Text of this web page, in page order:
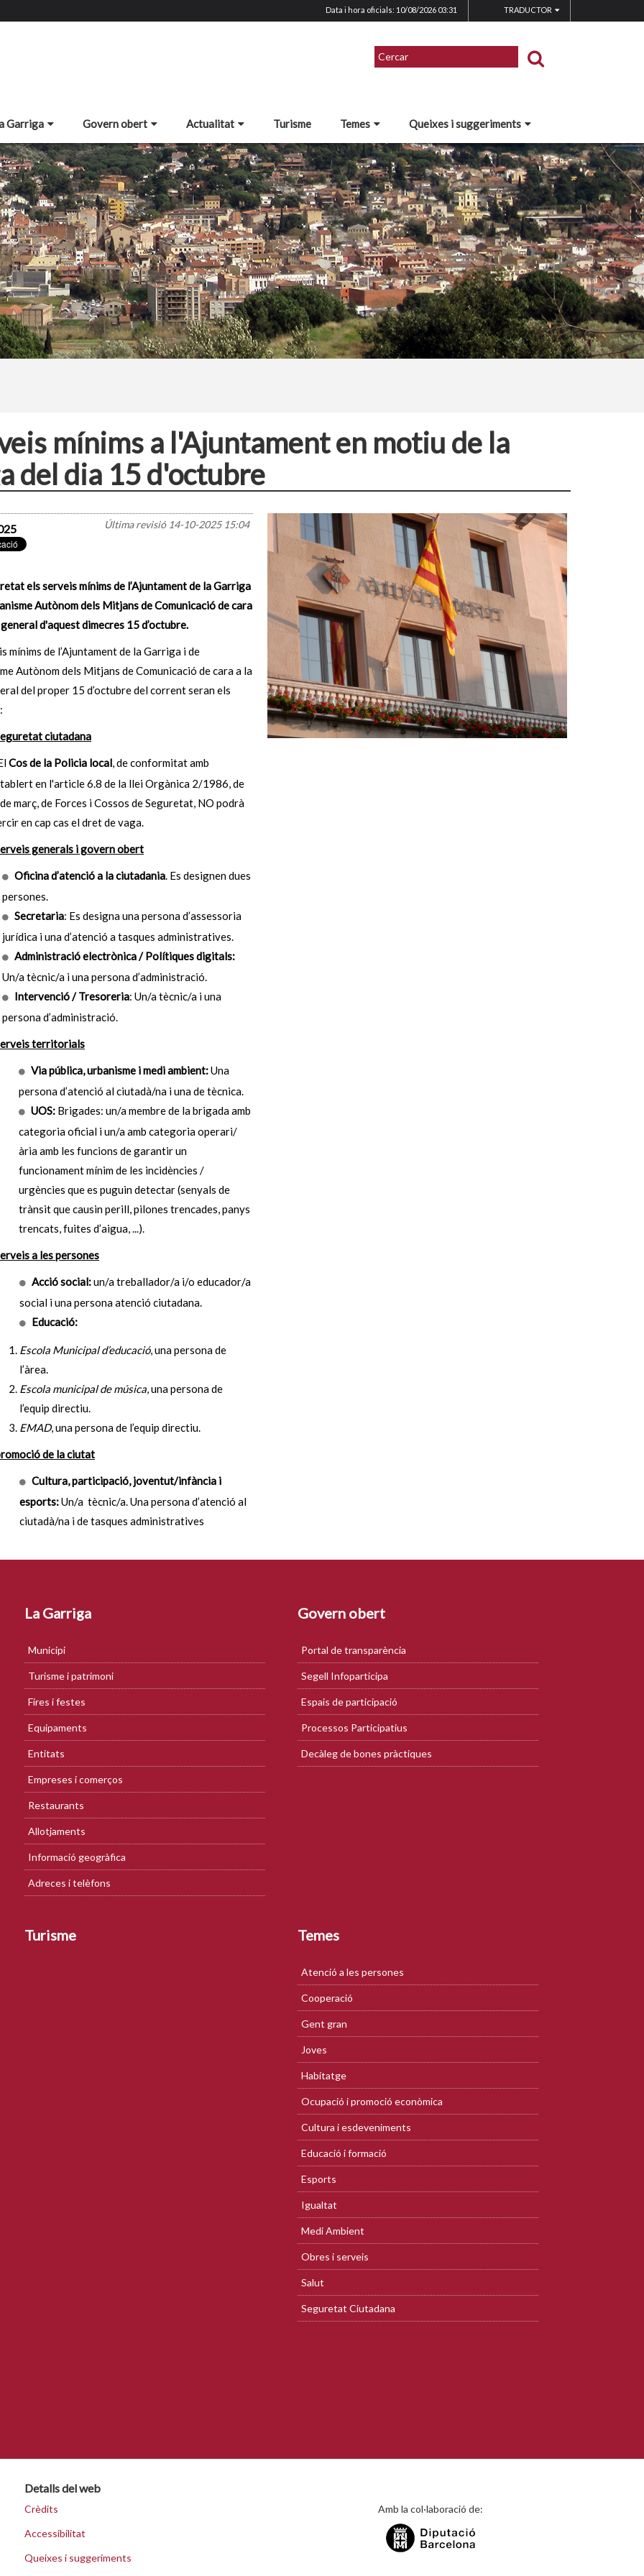
Data i hora oficials: 10/08/2026 03:31 TRADUCTOR
Garriga Govern obert Actualitat Turisme Temes Queixes i suggeriments
mínims a l'Ajuntament en motiu de la
del dia 15 d'octubre
Última revisió 14-10-2025 15:04
els serveis mínims de l’Ajuntament de la Garriga
Autònom dels Mitjans de Comunicació de cara
d'aquest dimecres 15 d’octubre.
mínims de l’Ajuntament de la Garriga i de
Autònom dels Mitjans de Comunicació de cara a la
del proper 15 d’octubre del corrent seran els
ciutadana
Cos de la Policia local, de conformitat amb
en l'article 6.8 de la llei Orgànica 2/1986, de
març, de Forces i Cossos de Seguretat, NO podrà
en cap cas el dret de vaga.
generals i govern obert
Oficina d’atenció a la ciutadania. Es designen dues
persones.
Secretaria: Es designa una persona d’assessoria
jurídica i una d’atenció a tasques administratives.
Administració electrònica / Polítiques digitals:
Un/a tècnic/a i una persona d’administració.
Intervenció / Tresoreria: Un/a tècnic/a i una
persona d’administració.
territorials
Via pública, urbanisme i medi ambient:Una
persona d’atenció al ciutadà/na i una de tècnica.
UOS: Brigades: un/a membre de la brigada amb
categoria oficial i un/a amb categoria operari/
ària amb les funcions de garantir un
funcionament mínim de les incidències /
urgències que es puguin detectar (senyals de
trànsit que causin perill, pilones trencades, panys
trencats, fuites d’aigua, ...).
a les persones
Acció social:un/a treballador/a i/o educador/a
social i una persona atenció ciutadana.
Educació:
Escola Municipal d’educació, una persona de
l’àrea.
Escola municipal de música, una persona de
l’equip directiu.
EMAD, una persona de l’equip directiu.
de la ciutat
Cultura, participació, joventut/infància i
esports:Un/a tècnic/a. Una persona d’atenció al
ciutadà/na i de tasques administratives
La Garriga
Municipi
Turisme i patrimoni
Fires i festes
Equipaments
Entitats
Empreses i comerços
Restaurants
Allotjaments
Informació geogràfica
Adreces i telèfons
Govern obert
Portal de transparència
Segell Infoparticipa
Espais de participació
Processos Participatius
Decàleg de bones pràctiques
Turisme Temes
Atenció a les persones
Cooperació
Gent gran
Joves
Habitatge
Ocupació i promoció econòmica
Cultura i esdeveniments
Educació i formació
Esports
Igualtat
Medi Ambient
Obres i serveis
Salut
Seguretat Ciutadana
Detalls del web
Crèdits
Accessibilitat
Queixes i suggeriments
Amb la col·laboració de: